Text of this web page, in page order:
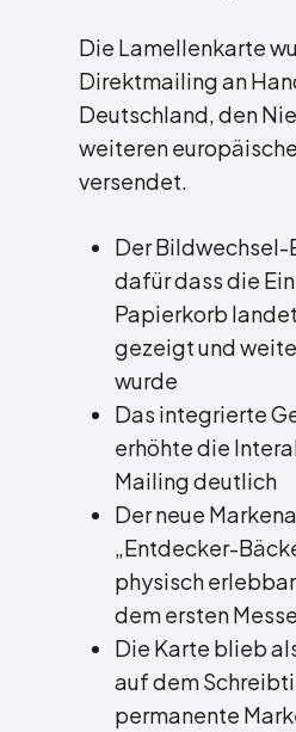
Die Lamellenkarte
Direktmailing an
Deutschland, den
weiteren
versendet.
Der
dafür dass die
Papierkorb
gezeigt und
wurde
Das integrierte
erhöhte die
Mailing deutlich
Der neue
„Entdecker-
physisch
dem ersten
Die Karte blieb
auf dem
permanente